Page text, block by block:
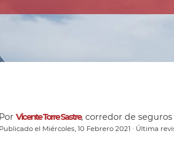
Por Vicente Torre Sastre, corredor de seguros
Publicado el Miércoles, 10 Febrero 2021 · Última